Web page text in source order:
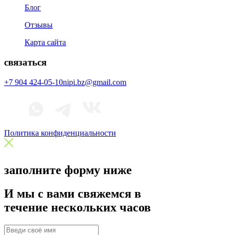
Блог
Отзывы
Карта сайта
связаться
+7 904 424-05-10nipi.bz@gmail.com
Политика конфиденциальности
заполните форму ниже
И мы с вами свяжемся в
течение нескольких часов